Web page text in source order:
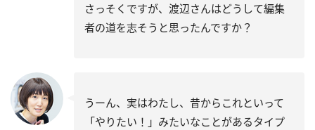
さっそくですが、渡辺さんはどうして編集
者の道を志そうと思ったんですか？
うーん、実はわたし、昔からこれといって
「やりたい！」みたいなことがあるタイプ